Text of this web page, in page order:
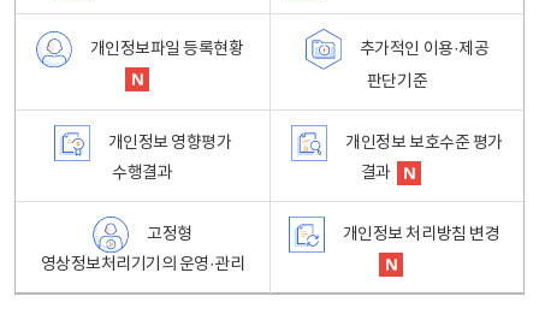
개인정보파일 등록현황
추가적인 이용·제공
판단기준
개인정보 영향평가
수행결과
개인정보 보호수준 평가
결과
고정형
영상정보처리기기의 운영·관리
개인정보 처리방침 변경